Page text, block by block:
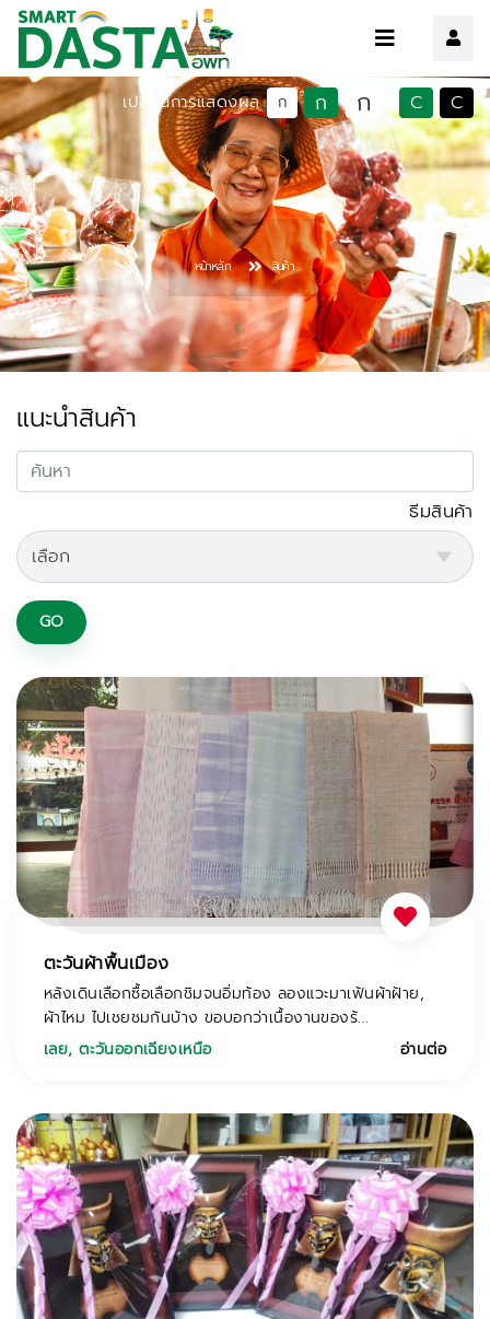
เปลี่ยนการแสดงผล ก ก ก C C
หน้าหลัก สินค้า
แนะนำสินค้า
ธีมสินค้า
GO
ตะวันผ้าพื้นเมือง
หลังเดินเลือกซื้อเลือกชิมจนอิ่มท้อง ลองแวะมาเฟ้นผ้าฝ้าย,
ผ้าไหม ไปเชยชมกันบ้าง ขอบอกว่าเนื้องานของร้...
เลย,ตะวันออกเฉียงเหนือ อ่านต่อ